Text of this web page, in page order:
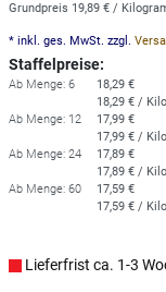
Grundpreis 19,89 € /
* inkl. ges. MwSt. zzgl.
Staffelpreise:
Ab Menge: 6
18,29 €
18,29 € /
Ab Menge: 12
17,99 €
17,99 € /
Ab Menge: 24
17,89 €
17,89 € /
Ab Menge: 60
17,59 €
17,59 € /
Lieferfrist ca. 1-3